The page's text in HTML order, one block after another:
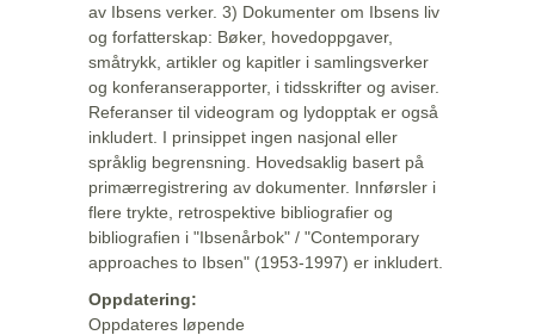
av Ibsens verker. 3) Dokumenter om Ibsens liv
og forfatterskap: Bøker, hovedoppgaver,
småtrykk, artikler og kapitler i samlingsverker
og konferanserapporter, i tidsskrifter og aviser.
Referanser til videogram og lydopptak er også
inkludert. I prinsippet ingen nasjonal eller
språklig begrensning. Hovedsaklig basert på
primærregistrering av dokumenter. Innførsler i
flere trykte, retrospektive bibliografier og
bibliografien i "Ibsenårbok" / "Contemporary
approaches to Ibsen" (1953-1997) er inkludert.
Oppdatering:
Oppdateres løpende